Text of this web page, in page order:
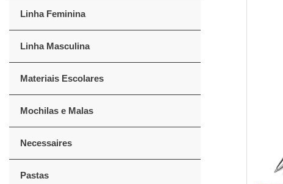
Linha Feminina
Linha Masculina
Materiais Escolares
Mochilas e Malas
Necessaires
Pastas